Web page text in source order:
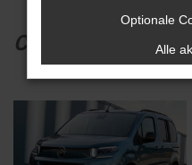
CITROËN
Optionale
Alle